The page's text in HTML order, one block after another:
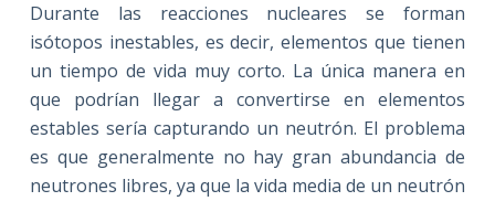
Durante las reacciones nucleares se forman
isótopos inestables, es decir, elementos que tienen
un tiempo de vida muy corto. La única manera en
que podrían llegar a convertirse en elementos
estables sería capturando un neutrón. El problema
es que generalmente no hay gran abundancia de
neutrones libres, ya que la vida media de un neutrón